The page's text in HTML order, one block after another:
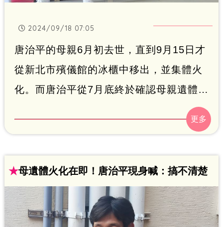
2024/09/18 07:05
唐治平的母親6月初去世，直到9月15日才
從新北市殯儀館的冰櫃中移出，並集體火
化。而唐治平從7月底終於確認母親遺體身
分後，就再也沒有處理母親後事，16日中
秋節，他依然在台北市清真寺附近度過，
★母遺體火化在即！唐治平現身喊：搞不清楚